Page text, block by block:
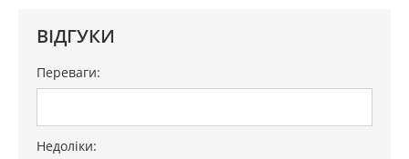
ВІДГУКИ
Переваги:
Недоліки: